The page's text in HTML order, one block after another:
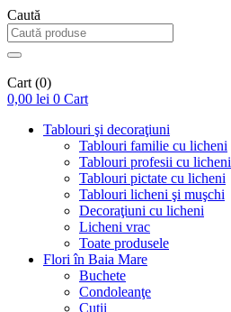
Caută
Cart (0)
0,00 lei 0 Cart
Tablouri şi decoraţiuni
Tablouri familie cu licheni
Tablouri profesii cu licheni
Tablouri pictate cu licheni
Tablouri licheni şi muşchi
Decoraţiuni cu licheni
Licheni vrac
Toate produsele
Flori în Baia Mare
Buchete
Condoleanţe
Cutii